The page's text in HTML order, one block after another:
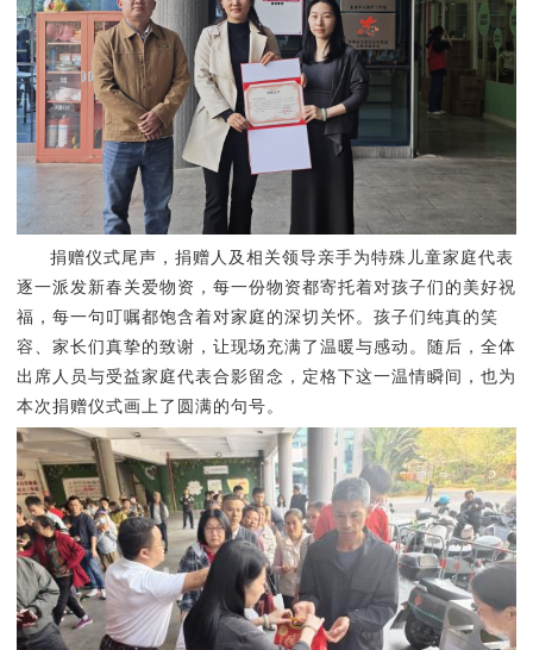
捐赠仪式尾声，捐赠人及相关领导亲手为特殊儿童家庭代表
逐一派发新春关爱物资，每一份物资都寄托着对孩子们的美好祝
福，每一句叮嘱都饱含着对家庭的深切关怀。孩子们纯真的笑
容、家长们真挚的致谢，让现场充满了温暖与感动。随后，全体
出席人员与受益家庭代表合影留念，定格下这一温情瞬间，也为
本次捐赠仪式画上了圆满的句号。